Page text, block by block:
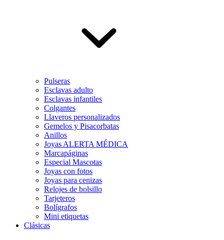
Pulseras
Esclavas adulto
Esclavas infantiles
Colgantes
Llaveros personalizados
Gemelos y Pisacorbatas
Anillos
Joyas ALERTA MÉDICA
Marcapáginas
Especial Mascotas
Joyas con fotos
Joyas para cenizas
Relojes de bolsillo
Tarjeteros
Bolígrafos
Mini etiquetas
Clásicas